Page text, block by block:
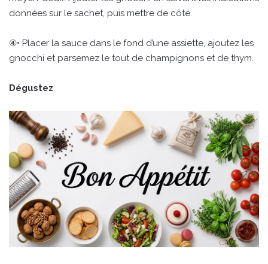
données sur le sachet, puis mettre de côté.
④• Placer la sauce dans le fond d’une assiette, ajoutez les
gnocchi et parsemez le tout de champignons et de thym.
Dégustez